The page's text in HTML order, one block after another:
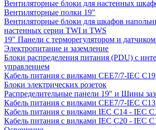
Вентиляторные блоки для настенных
Вентиляторные полки 19"
Вентиляторные блоки для шкафов
настенных серии TWI и TWS
19" Панели с терморегулятором и
Электропитание и заземление
Блоки распределения питания (PDU) с
управлением
Кабель питания с вилками CEE7/7-IEC C19
Блоки электрических розеток
Распределительные панели 19" и Шины
Кабель питания с вилками CEE7/7-IEC C13
Кабель питания с вилками IEC C14 - IEC
Кабель питания с вилками IEC C20 - IEC